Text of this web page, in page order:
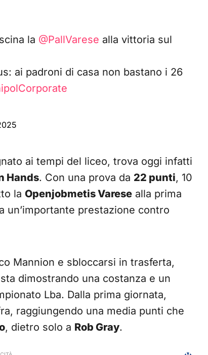
la @PallVarese alla vittoria sul
ai padroni di casa non bastano i 26
ai tempi del liceo, trova oggi infatti
Hands. Con una prova da 22 punti, 10
la Openjobmetis Varese alla prima
un’importante prestazione contro
Mannion e sbloccarsi in trasferta,
dimostrando una costanza e un
Lba. Dalla prima giornata,
raggiungendo una media punti che
, dietro solo a Rob Gray.